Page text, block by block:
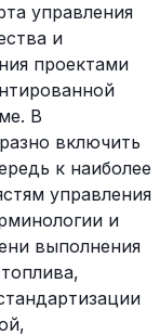
управления
и
проектами
В
включить
к наиболее
управления
и
выполнения